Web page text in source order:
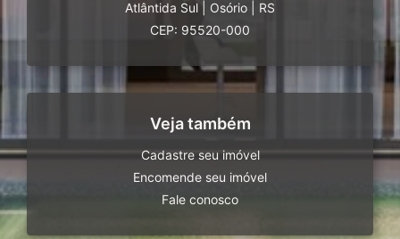
Atlântida Sul
Osório
RS
CEP: 95520-000
Veja também
Cadastre seu imóvel
Encomende seu imóvel
Fale conosco